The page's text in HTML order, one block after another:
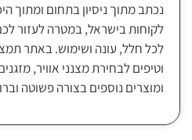
נכתב מתוך ניסיון בתחום ומתוך
לקוחות בישראל, במטרה לעזור
לכל חלל, עונה ושימוש. באתר
וטיפים לבחירת מצנני אוויר,
ומוצרים נוספים בצורה פשוטה